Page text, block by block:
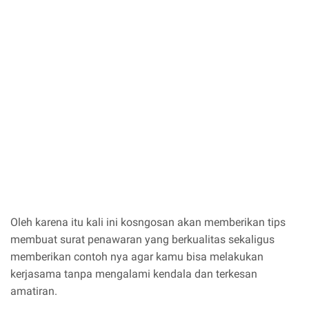
Oleh karena itu kali ini kosngosan akan memberikan tips
membuat surat penawaran yang berkualitas sekaligus
memberikan contoh nya agar kamu bisa melakukan
kerjasama tanpa mengalami kendala dan terkesan
amatiran.